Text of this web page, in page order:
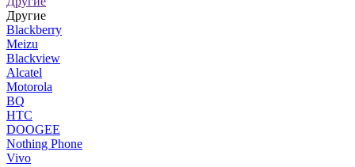
Другие
Blackberry
Meizu
Blackview
Alcatel
Motorola
BQ
HTC
DOOGEE
Nothing Phone
Vivo